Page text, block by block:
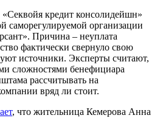
«Секвойя кредит консолидейшн»
саморегулируемой организации
». Причина – неуплата
фактически свернуло свою
источники. Эксперты считают,
сложностями бенефициара
рассчитывать на
вряд ли стоит.
, что жительница Кемерова Анна